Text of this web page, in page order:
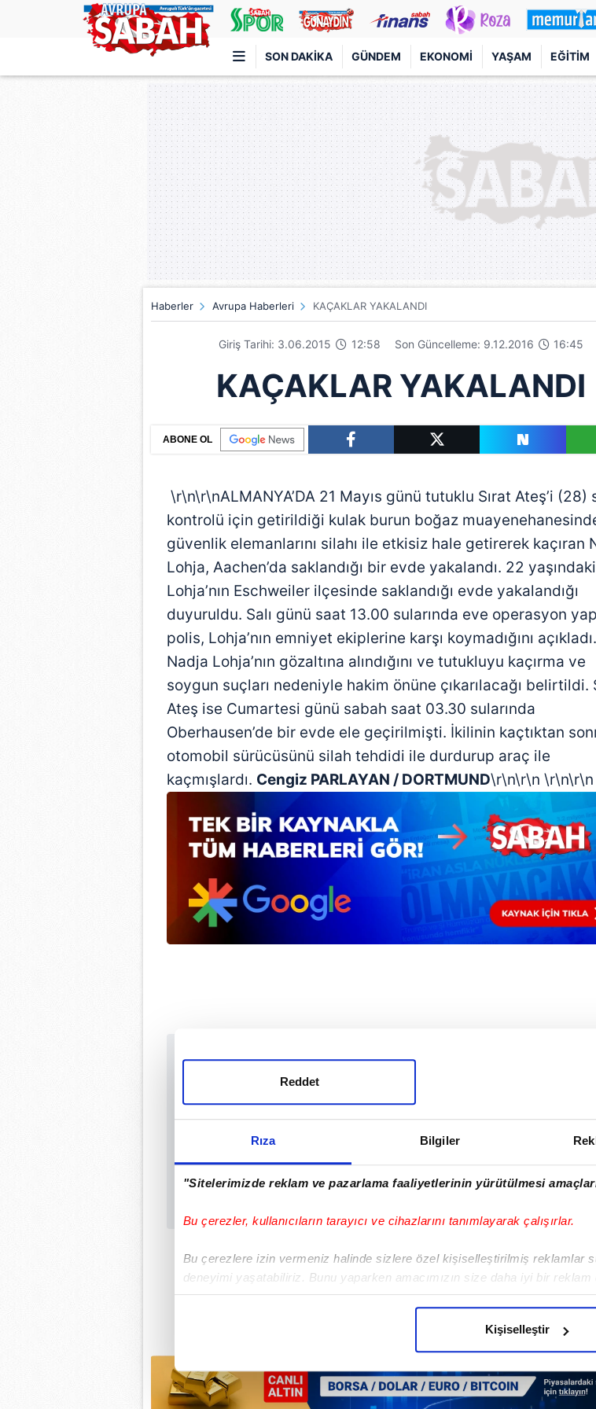
Rıza Bilgiler
"Sitelerimizde reklam ve pazarlama faaliyetlerinin yürütülmesi
Bu çerezler, kullanıcıların tarayıcı ve cihazlarını tanımlayarak çalışırlar.
Bu çerezlere izin vermeniz halinde sizlere özel kişiselleştirilmiş reklamlar
deneyimi yaşatabiliriz. Bunu yaparken amacımızın size daha iyi bir
içerikleri sunabilmek adına elimizden gelen çabayı gösterdiğimizi ve bu
Her halükârda, kullanıcılar, bu çerezlere izin vermedikleri takdirde,
Sizlere daha iyi bir hizmet sunabilmek için İnternet Sitemizde kendimize ve
Reddet
Kişiselleştir
SON DAKIKA GÜNDEM EKONOMI YAŞAM EĞITIM
Türkiye'nin en iyi haber sitesi
Haberler Avrupa Haberleri KAÇAKLAR YAKALANDI
Giriş Tarihi: 3.06.2015 12:58 Son Güncelleme: 9.12.2016 16:45
KAÇAKLAR YAKALANDI
ABONE OL
\r\n\r\nALMANYA’DA 21 Mayıs günü tutuklu Sırat Ateş’i (28)
kontrolü için getirildiği kulak burun boğaz
güvenlik elemanlarını silahı ile etkisiz hale getirerek kaçıran
Lohja, Aachen’da saklandığı bir evde yakalandı. 22 yaşındaki
Lohja’nın Eschweiler ilçesinde saklandığı evde yakalandığı
duyuruldu. Salı günü saat 13.00 sularında eve operasyon
polis, Lohja’nın emniyet ekiplerine karşı koymadığını açıkladı.
Nadja Lohja’nın gözaltına alındığını ve tutukluyu kaçırma ve
soygun suçları nedeniyle hakim önüne çıkarılacağı belirtildi.
Ateş ise Cumartesi günü sabah saat 03.30 sularında
Oberhausen’de bir evde ele geçirilmişti. İkilinin kaçtıktan
otomobil sürücüsünü silah tehdidi ile durdurup araç ile
kaçmışlardı. Cengiz PARLAYAN / DORTMUND\r\n\r\n \r\n\r\n
Sabah.com.tr Uygulamamızı İndirin
Uygulamalara Özel Ayrıcalıkları Keşfedin!